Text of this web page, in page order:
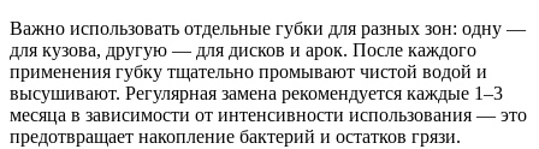
Важно использовать отдельные губки для разных зон: одну —
для кузова, другую — для дисков и арок. После каждого
применения губку тщательно промывают чистой водой и
высушивают. Регулярная замена рекомендуется каждые 1–3
месяца в зависимости от интенсивности использования — это
предотвращает накопление бактерий и остатков грязи.